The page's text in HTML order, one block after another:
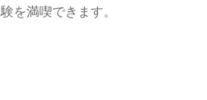
を満喫できます。